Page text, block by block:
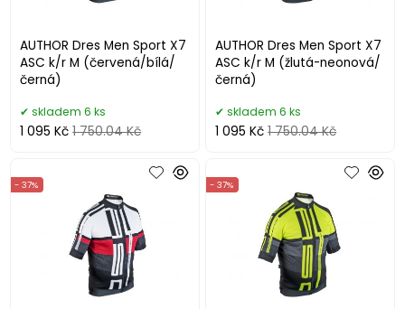
AUTHOR Dres Men Sport X7
ASC k/r M (červená/bílá/
černá)
skladem 6 ks
1 095 Kč 1 750.04 Kč
AUTHOR Dres Men Sport X7
ASC k/r M (žlutá-neonová/
černá)
skladem 6 ks
1 095 Kč 1 750.04 Kč
- 37% - 37%